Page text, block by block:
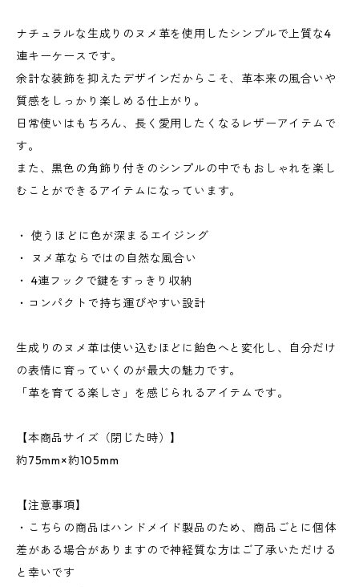
ナチュラルな生成りのヌメ革を使用したシンプルで上質な4
連キーケースです。
余計な装飾を抑えたデザインだからこそ、革本来の風合いや
質感をしっかり楽しめる仕上がり。
日常使いはもちろん、長く愛用したくなるレザーアイテムで
す。
また、黒色の角飾り付きのシンプルの中でもおしゃれを楽し
むことができるアイテムになっています。
・ 使うほどに色が深まるエイジング
・ ヌメ革ならではの自然な風合い
・ 4連フックで鍵をすっきり収納
・コンパクトで持ち運びやすい設計
生成りのヌメ革は使い込むほどに飴色へと変化し、自分だけ
の表情に育っていくのが最大の魅力です。
「革を育てる楽しさ」を感じられるアイテムです。
【本商品サイズ（閉じた時）】
約75mm×約105mm
【注意事項】
・こちらの商品はハンドメイド製品のため、商品ごとに個体
差がある場合がありますので神経質な方はご了承いただける
と幸いです